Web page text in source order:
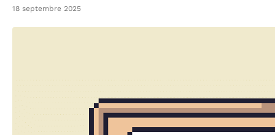
18 septembre 2025